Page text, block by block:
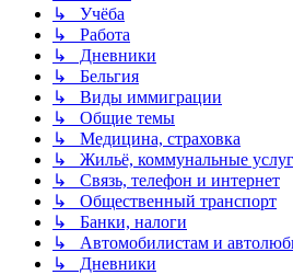
↳ Учёба
↳ Работа
↳ Дневники
↳ Бельгия
↳ Виды иммиграции
↳ Общие темы
↳ Медицина, страховка
↳ Жильё, коммунальные
↳ Связь, телефон и интернет
↳ Общественный транспорт
↳ Банки, налоги
↳ Автомобилистам и
↳ Дневники